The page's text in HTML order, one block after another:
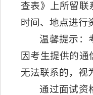
查表》上所留联
时间、地点进行
温馨提示：
因考生提供的通
无法联系的，视
通过面试资